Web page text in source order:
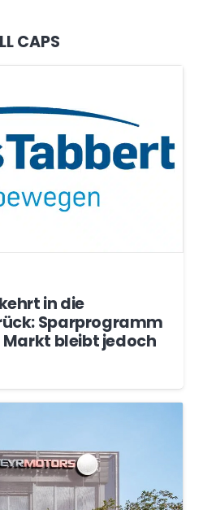
CAPS
in die
Sparprogramm
bleibt jedoch